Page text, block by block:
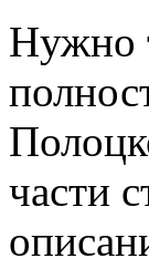
Нужно
части